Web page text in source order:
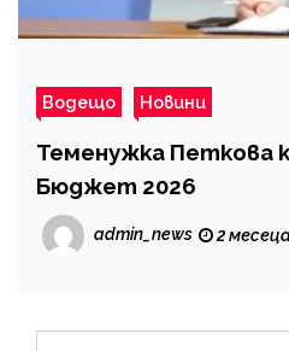
Водещо Новини
Теменужка Петкова
Бюджет 2026
admin_news 2